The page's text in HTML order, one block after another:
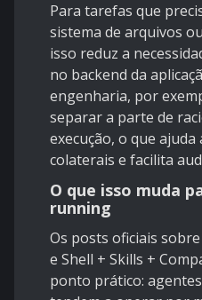
Para tarefas que
sistema de arquivos
isso reduz a
no backend da
engenharia, por
separar a parte de
execução, o que
colaterais e facilita
O que isso muda
running
Os posts oficiais sobre
e Shell + Skills +
ponto prático: